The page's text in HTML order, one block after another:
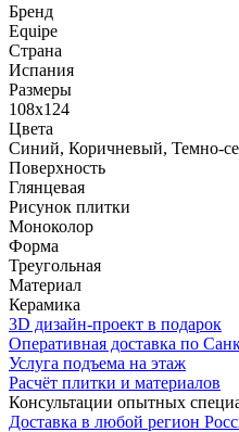
Бренд
Equipe
Страна
Испания
Размеры
108x124
Цвета
Синий, Коричневый, Темно-
Поверхность
Глянцевая
Рисунок плитки
Моноколор
Форма
Треугольная
Материал
Керамика
3D дизайн-проект в подарок
Оперативная доставка по
Услуга подъема на этаж
Расчёт плитки и материалов
Консультации опытных
Доставка в любой регион